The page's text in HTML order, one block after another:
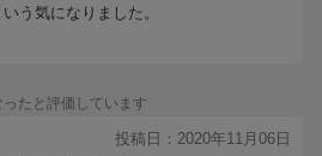
う気になりました。
たと評価しています
投稿日：2020年11月06日